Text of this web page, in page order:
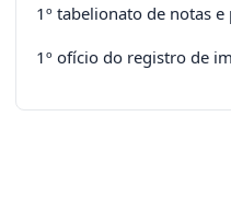
1º tabelionato de notas
1º ofício do registro de